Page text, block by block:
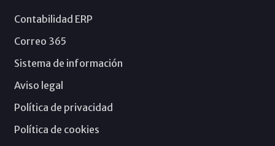
Contabilidad ERP
Correo 365
Sistema de información
Aviso legal
Política de privacidad
Política de cookies